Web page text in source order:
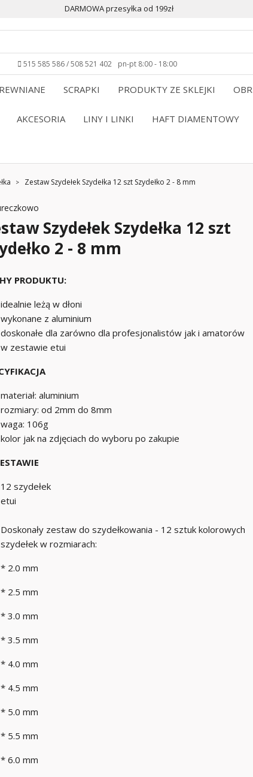
DARMOWA przesyłka od 199zł
515 585 586 / 508 521 402 pn-pt 8:00 - 18:00
SCRAPKI PRODUKTY ZE SKLEJKI
AKCESORIA LINY I LINKI HAFT DIAMENTOWY
Zestaw Szydełek Szydełka 12 szt Szydełko 2 - 8 mm
Szydełek Szydełka 12 szt
2 - 8 mm
PRODUKTU:
idealnie leżą w dłoni
wykonane z aluminium
doskonałe dla zarówno dla profesjonalistów jak i amatorów
w zestawie etui
materiał: aluminium
rozmiary: od 2mm do 8mm
waga: 106g
kolor jak na zdjęciach do wyboru po zakupie
12 szydełek
etui
Doskonały zestaw do szydełkowania - 12 sztuk kolorowych
szydełek w rozmiarach:
* 2.0 mm
* 2.5 mm
* 3.0 mm
* 3.5 mm
* 4.0 mm
* 4.5 mm
* 5.0 mm
* 5.5 mm
* 6.0 mm